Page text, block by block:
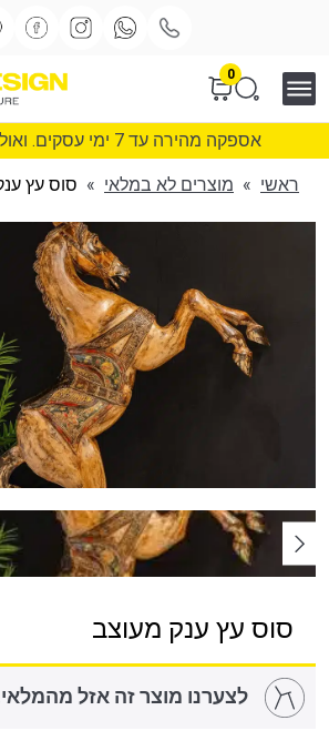
0
אספקה מהירה עד 7 ימי עסקים. ואולי הרבה לפני...
ראשי » מוצרים לא במלאי » סוס עץ
סוס עץ ענק מעוצב
לצערנו מוצר זה אזל